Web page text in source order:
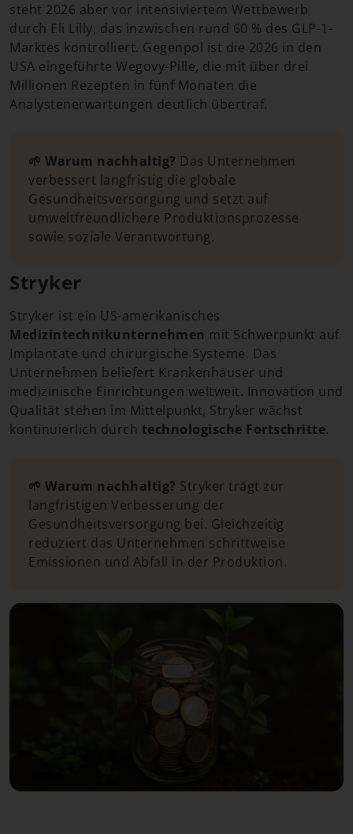
steht 2026 aber vor intensiviertem Wettbewerb
durch Eli Lilly, das inzwischen rund 60 % des GLP-1-
Marktes kontrolliert. Gegenpol ist die 2026 in den
USA eingeführte Wegovy-Pille, die mit über drei
Millionen Rezepten in fünf Monaten die
Analystenerwartungen deutlich übertraf.
🌱 Warum nachhaltig? Das Unternehmen
verbessert langfristig die globale
Gesundheitsversorgung und setzt auf
umweltfreundlichere Produktionsprozesse
sowie soziale Verantwortung.
Stryker
Stryker ist ein US-amerikanisches
Medizintechnikunternehmen mit Schwerpunkt auf
Implantate und chirurgische Systeme. Das
Unternehmen beliefert Krankenhäuser und
medizinische Einrichtungen weltweit. Innovation und
Qualität stehen im Mittelpunkt, Stryker wächst
kontinuierlich durch technologische Fortschritte.
🌱 Warum nachhaltig? Stryker trägt zur
langfristigen Verbesserung der
Gesundheitsversorgung bei. Gleichzeitig
reduziert das Unternehmen schrittweise
Emissionen und Abfall in der Produktion.